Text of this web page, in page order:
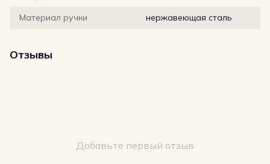
Материал ручки нержавеющая сталь
Отзывы
Добавьте первый отзыв